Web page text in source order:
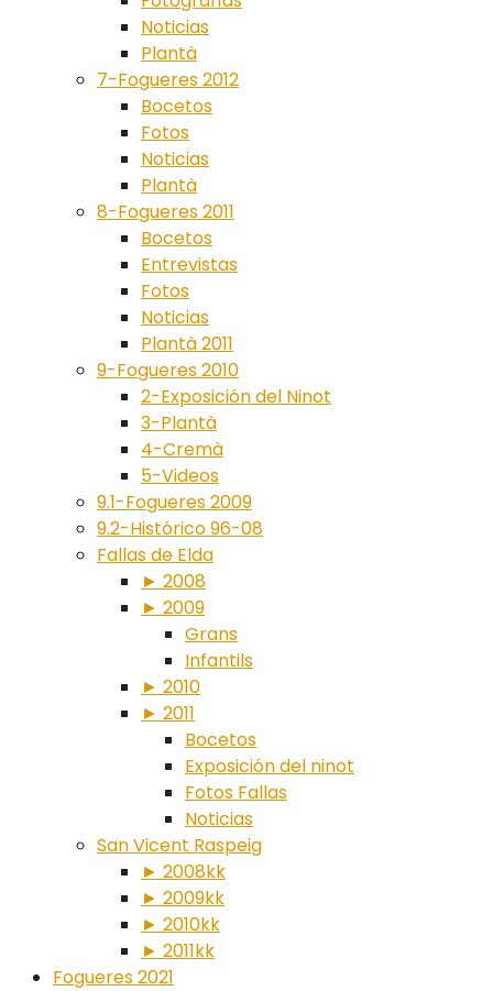
Noticias
Plantà
7-Fogueres 2012
Bocetos
Fotos
Noticias
Plantà
8-Fogueres 2011
Bocetos
Entrevistas
Fotos
Noticias
Plantà 2011
9-Fogueres 2010
2-Exposición del Ninot
3-Plantà
4-Cremà
5-Videos
9.1-Fogueres 2009
9.2-Histórico 96-08
Fallas de Elda
► 2008
► 2009
Grans
Infantils
► 2010
► 2011
Bocetos
Exposición del ninot
Fotos Fallas
Noticias
San Vicent Raspeig
► 2008kk
► 2009kk
► 2010kk
► 2011kk
Fogueres 2021